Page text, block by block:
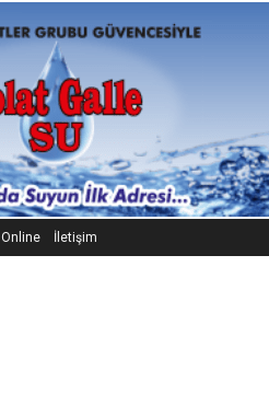
Online İletişim